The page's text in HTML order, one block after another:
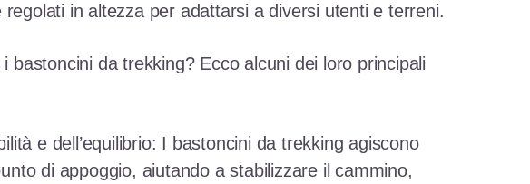
regolati in altezza per adattarsi a diversi utenti e terreni.
bastoncini da trekking? Ecco alcuni dei loro principali
e dell’equilibrio: I bastoncini da trekking agiscono
di appoggio, aiutando a stabilizzare il cammino,